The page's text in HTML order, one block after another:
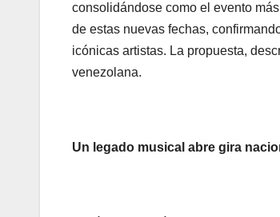
consolidándose como el evento
de estas nuevas fechas,
icónicas artistas. La propuesta,
venezolana.
Un legado musical abre gira